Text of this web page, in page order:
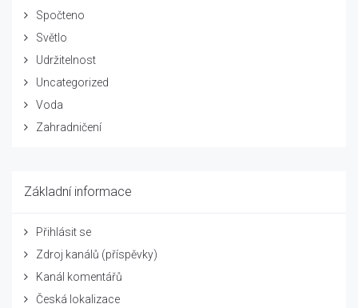
Spočteno
Světlo
Udržitelnost
Uncategorized
Voda
Zahradničení
Základní informace
Přihlásit se
Zdroj kanálů (příspěvky)
Kanál komentářů
Česká lokalizace